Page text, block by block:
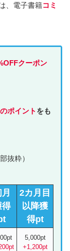
、電子書籍コミ
クーポン
ポイント をも
抜粋）
得
2カ月目
以降獲
得pt
5,000pt
+1,200pt